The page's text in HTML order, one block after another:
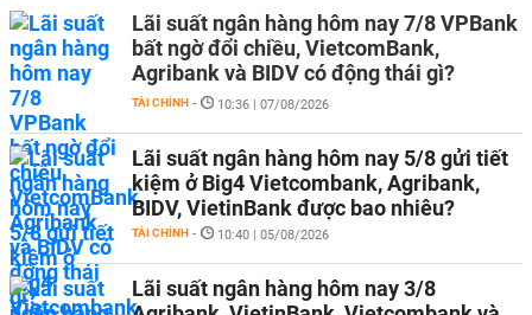
Lãi suất ngân hàng hôm nay 7/8 VPBank
bất ngờ đổi chiều, VietcomBank,
Agribank và BIDV có động thái gì?
TÀI CHÍNH - 10:36 | 07/08/2026
Lãi suất ngân hàng hôm nay 5/8 gửi tiết
kiệm ở Big4 Vietcombank, Agribank,
BIDV, VietinBank được bao nhiêu?
TÀI CHÍNH - 10:40 | 05/08/2026
Lãi suất ngân hàng hôm nay 3/8